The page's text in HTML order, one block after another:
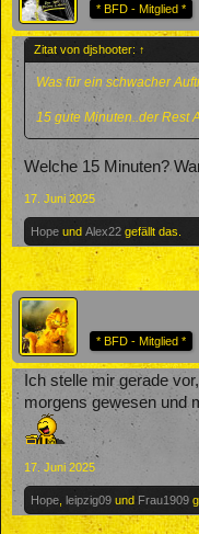
* BFD - Mitglied *
Zitat von djshooter: ↑
Was für ein schwacher
15 gute Minuten..der Rest
Welche 15 Minuten?
17. Juni 2025
Hope und Alex22 gefällt das.
* BFD - Mitglied *
Ich stelle mir gerade
morgens gewesen und
17. Juni 2025
Hope leipzig09 und Frau1909